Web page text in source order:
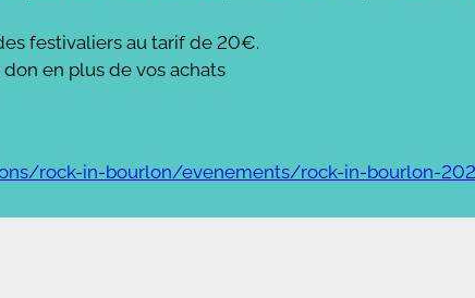
festivaliers au tarif de 20€.
en plus de vos achats
rock-in-bourlon/evenements/rock-in-bourlon-